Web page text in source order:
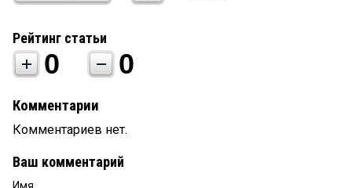
Рейтинг статьи
0 0
Комментарии
Комментариев нет.
Ваш комментарий